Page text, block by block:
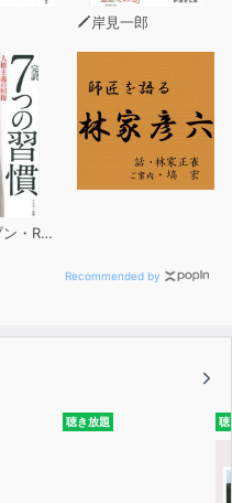
な場面でフレーズがすぐ
ユニットの語句説明やミ
本語の表現の違いを確認
知識を得たりすることが
って仕事をするための、
どんどん身についてい
客の基本表現」
見送る／会計①～③な
岸見一郎
コヴィー
Recommended by
聴き放題 聴